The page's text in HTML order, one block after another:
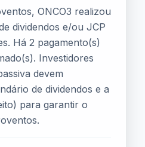
ONCO3 realizou
dividendos e/ou JCP
Há 2 pagamento(s)
Investidores
devem
de dividendos e a
para garantir o